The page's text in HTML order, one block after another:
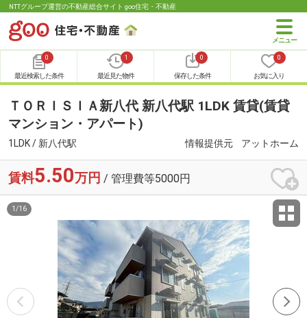
NTTグループ運営の不動産総合サイト goo住宅・不動産
0
最近検索した条件
1
最近見た物件
0
保存した条件
0
お気に入り
ＴＯＲＩＳＩＡ新八代 新八代駅 1LDK 賃貸(賃貸
マンション・アパート)
1LDK / 新八代駅 情報提供元 アットホーム
賃料5.50万円 / 管理費等5000円
1 /16